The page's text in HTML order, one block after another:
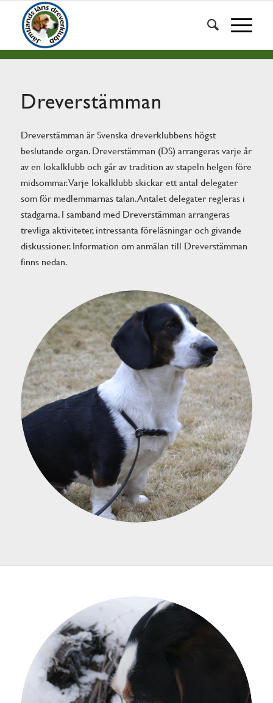
Dreverstämman
Dreverstämman är Svenska dreverklubbens högst
beslutande organ. Dreverstämman (DS) arrangeras varje år
av en lokalklubb och går av tradition av stapeln helgen före
midsommar. Varje lokalklubb skickar ett antal delegater
som för medlemmarnas talan. Antalet delegater regleras i
stadgarna. I samband med Dreverstämman arrangeras
trevliga aktiviteter, intressanta föreläsningar och givande
diskussioner. Information om anmälan till Dreverstämman
finns nedan.